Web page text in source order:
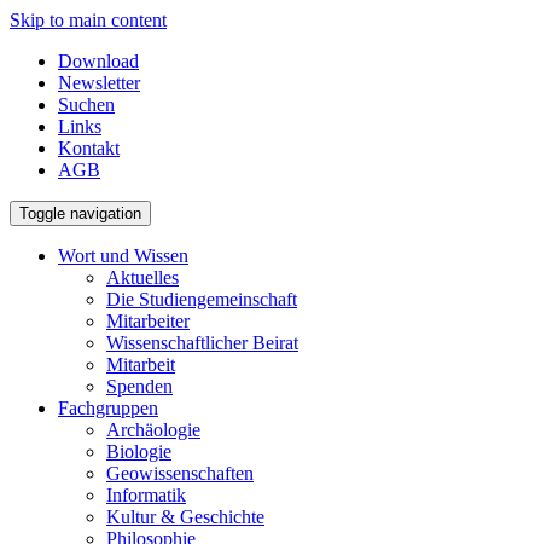
Skip to main content
Download
Newsletter
Suchen
Links
Kontakt
AGB
Toggle navigation
Wort und Wissen
Aktuelles
Die Studiengemeinschaft
Mitarbeiter
Wissenschaftlicher Beirat
Mitarbeit
Spenden
Fachgruppen
Archäologie
Biologie
Geowissenschaften
Informatik
Kultur & Geschichte
Philosophie